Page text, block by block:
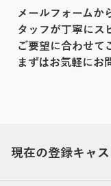
メールフォームか
タッフが丁寧にス
ご要望に合わせて
まずはお気軽にお
現在の登録キャス